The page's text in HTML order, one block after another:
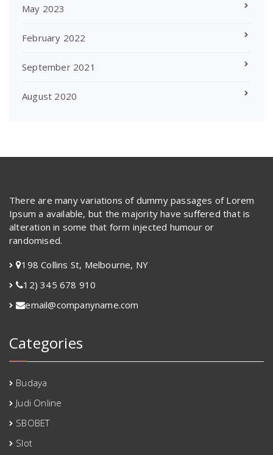
May 2023
February 2022
September 2021
August 2020
There are many variations of dummy passages of Lorem
Ipsum a available, but the majority have suffered that is
alteration in some that form injected humour or
randomised.
198 Collins St, Melbourne, NY
12) 345 678 910
email@companyname.com
Categories
Budaya
Judi Online
SBOBET
Slot